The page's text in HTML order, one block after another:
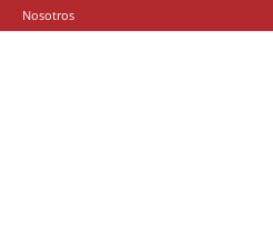
Nosotros